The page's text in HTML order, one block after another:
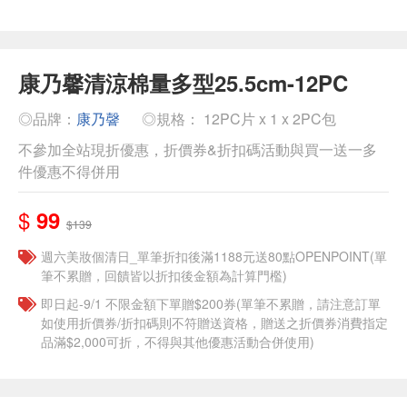
康乃馨清涼棉量多型25.5cm-12PC
◎品牌： 康乃韾
◎規格： 12PC片 x 1 x 2PC包
不參加全站現折優惠，折價券&折扣碼活動與買一送一多
件優惠不得併用
$ 99 $139
週六美妝個清日_單筆折扣後滿1188元送80點OPENPOINT(單
筆不累贈，回饋皆以折扣後金額為計算門檻)
即日起-9/1 不限金額下單贈$200券(單筆不累贈，請注意訂單
如使用折價券/折扣碼則不符贈送資格，贈送之折價券消費指定
品滿$2,000可折，不得與其他優惠活動合併使用)